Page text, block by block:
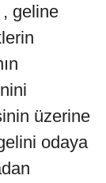
, geline
üzerine
odaya